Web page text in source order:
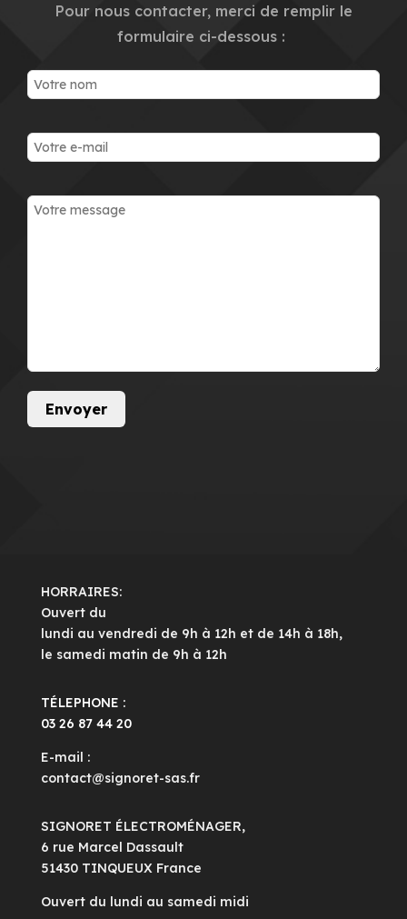
Pour nous contacter, merci de remplir le
formulaire ci-dessous :
HORRAIRES:
Ouvert du
lundi au vendredi de 9h à 12h et de 14h à 18h,
le samedi matin de 9h à 12h
TÉLEPHONE :
03 26 87 44 20
E-mail :
contact@signoret-sas.fr
SIGNORET ÉLECTROMÉNAGER,
6 rue Marcel Dassault
51430 TINQUEUX France
Ouvert du lundi au samedi midi